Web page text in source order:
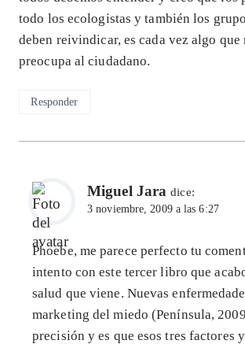
todo los ecologistas y también los
deben reivindicar, es cada vez algo que
preocupa al ciudadano.
Responder
Miguel Jara dice:
3 noviembre, 2009 a las 6:27
Phoebe, me parece perfecto tu
intento con este tercer libro que
salud que viene. Nuevas
marketing del miedo (Península,
precisión y es que esos tres factores